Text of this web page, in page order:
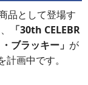
品として登場す
「30th CELEBR
ブラッキー」 が
画中です。